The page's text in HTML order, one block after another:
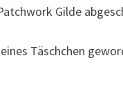
Gilde
Täschchen